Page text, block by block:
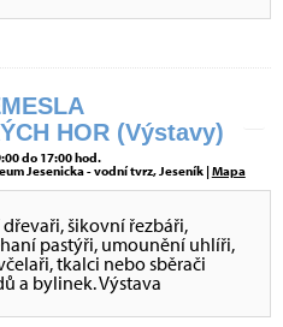
HOR (Výstavy)
do 17:00 hod.
Jesenicka - vodní tvrz, Jeseník |Mapa
šikovní řezbáři,
pastýři, umounění uhlíři,
tkalci nebo sběrači
a bylinek. Výstava